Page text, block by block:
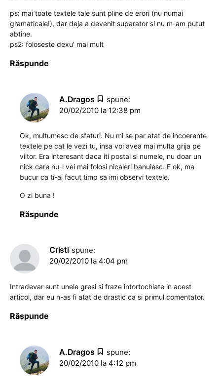
ps: mai toate textele tale sunt pline de erori (nu numai
gramaticale!), dar deja a devenit suparator si nu m-am putut
abtine.
ps2: foloseste dexu’ mai mult
Răspunde
A.Dragos
spune:
20/02/2010 la 12:38 pm
Ok, multumesc de sfaturi. Nu mi se par atat de incoerente
textele pe cat le vezi tu, insa voi avea mai multa grija pe
viitor. Era interesant daca iti postai si numele, nu doar un
nick care nu-l vei mai folosi nicaieri banuiesc. E ok, ma
bucur ca ti-ai facut timp sa imi observi textele.
O zi buna !
Răspunde
Cristi spune:
20/02/2010 la 4:04 pm
Intradevar sunt unele gresi si fraze intortochiate in acest
articol, dar eu n-as fi atat de drastic ca si primul comentator.
Răspunde
A.Dragos
spune:
20/02/2010 la 4:12 pm